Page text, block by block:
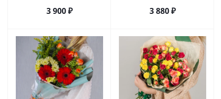
3 900₽ 3 880₽